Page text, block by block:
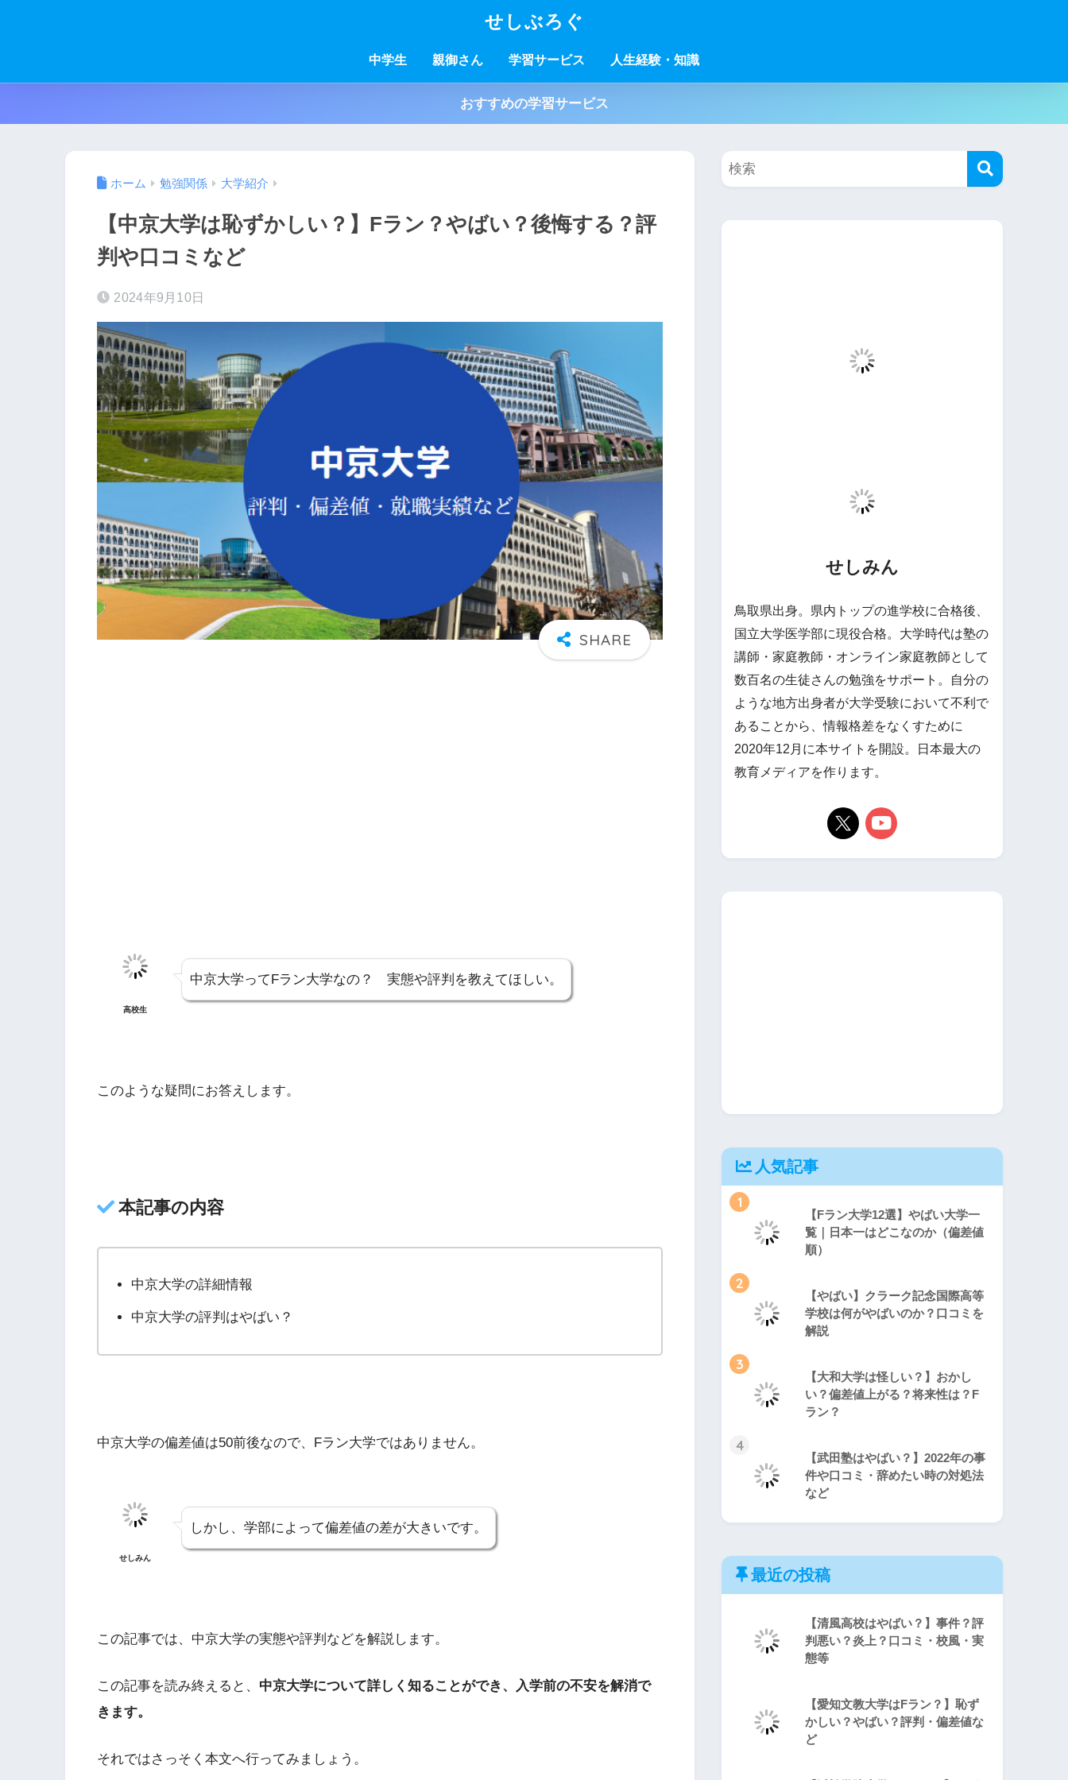
せしぶろぐ
中学生 親御さん 学習サービス 人生経験・知識
おすすめの学習サービス
ホーム 勉強関係 大学紹介
【中京大学は恥ずかしい？】Fラン？やばい？後悔する？評
判や口コミなど
2024年9月10日
高校生
中京大学ってFラン大学なの？ 実態や評判を教えてほしい。
このような疑問にお答えします。
本記事の内容
中京大学の詳細情報
中京大学の評判はやばい？
中京大学の偏差値は50前後なので、Fラン大学ではありません。
せしみん
しかし、学部によって偏差値の差が大きいです。
この記事では、中京大学の実態や評判などを解説します。
この記事を読み終えると、 中京大学について詳しく知ることができ、入学前の不安を解消で
きます。
それではさっそく本文へ行ってみましょう。
せしみん
鳥取県出身。県内トップの進学校に合格後、
国立大学医学部に現役合格。大学時代は塾の
講師・家庭教師・オンライン家庭教師として
数百名の生徒さんの勉強をサポート。自分の
ような地方出身者が大学受験において不利で
あることから、情報格差をなくすために
2020年12月に本サイトを開設。日本最大の
教育メディアを作ります。
人気記事
1
【Fラン大学12選】やばい大学一
覧｜日本一はどこなのか（偏差値
順）
2
【やばい】クラーク記念国際高等
学校は何がやばいのか？口コミを
解説
3
【大和大学は怪しい？】おかし
い？偏差値上がる？将来性は？F
ラン？
4
【武田塾はやばい？】2022年の事
件や口コミ・辞めたい時の対処法
など
最近の投稿
【清風高校はやばい？】事件？評
判悪い？炎上？口コミ・校風・実
態等
【愛知文教大学はFラン？】恥ず
かしい？やばい？評判・偏差値な
ど